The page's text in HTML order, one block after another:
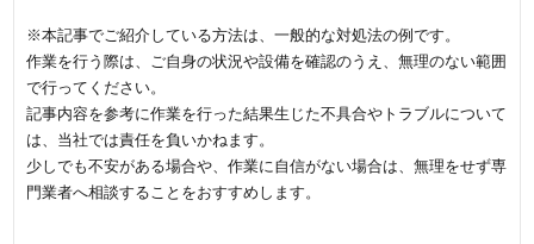
※本記事でご紹介している方法は、一般的な対処法の例です。
作業を行う際は、ご自身の状況や設備を確認のうえ、無理のない範囲
で行ってください。
記事内容を参考に作業を行った結果生じた不具合やトラブルについて
は、当社では責任を負いかねます。
少しでも不安がある場合や、作業に自信がない場合は、無理をせず専
門業者へ相談することをおすすめします。